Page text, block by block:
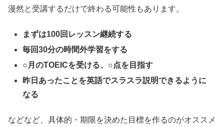
漫然と受講するだけで終わる可能性もあります。
まずは100回レッスン継続する
毎回30分の時間外学習をする
○月のTOEICを受ける、○点を目指す
昨日あったことを英語でスラスラ説明できるように
なる
などなど、具体的・期限を決めた目標を作るのがオススメ